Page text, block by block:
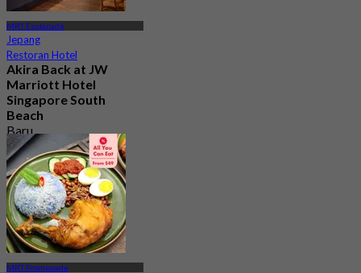
MRT Esplanade
Jepang
Restoran Hotel
Akira Back at JW
Marriott Hotel
Singapore South
Beach
Baru
4.4
DariS$ 94
MRT Promenade